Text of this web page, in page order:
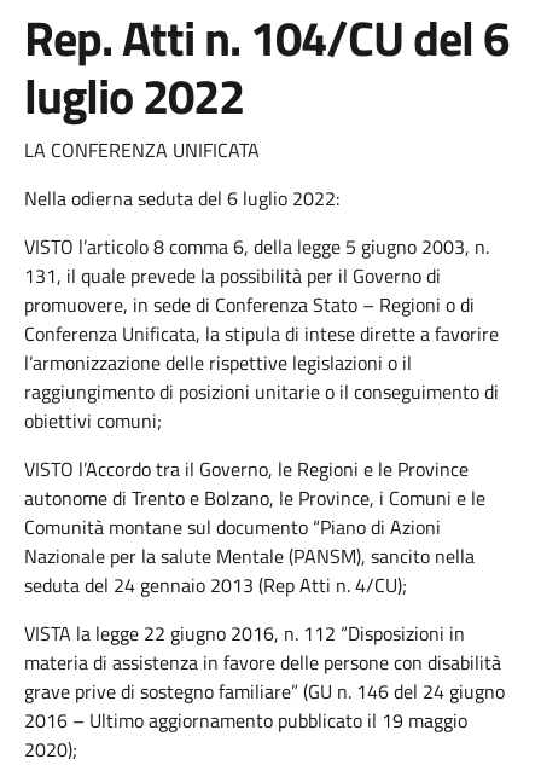
Rep. Atti n. 104/CU del 6
luglio 2022
LA CONFERENZA UNIFICATA
Nella odierna seduta del 6 luglio 2022:
VISTO l’articolo 8 comma 6, della legge 5 giugno 2003, n.
131, il quale prevede la possibilità per il Governo di
promuovere, in sede di Conferenza Stato – Regioni o di
Conferenza Unificata, la stipula di intese dirette a favorire
l’armonizzazione delle rispettive legislazioni o il
raggiungimento di posizioni unitarie o il conseguimento di
obiettivi comuni;
VISTO l’Accordo tra il Governo, le Regioni e le Province
autonome di Trento e Bolzano, le Province, i Comuni e le
Comunità montane sul documento “Piano di Azioni
Nazionale per la salute Mentale (PANSM), sancito nella
seduta del 24 gennaio 2013 (Rep Atti n. 4/CU);
VISTA la legge 22 giugno 2016, n. 112 “Disposizioni in
materia di assistenza in favore delle persone con disabilità
grave prive di sostegno familiare” (GU n. 146 del 24 giugno
2016 – Ultimo aggiornamento pubblicato il 19 maggio
2020);